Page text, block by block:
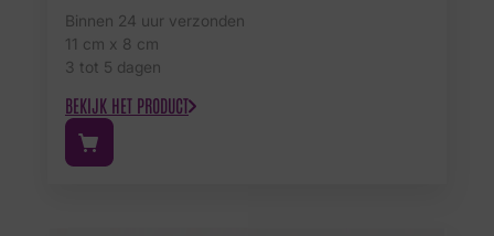
Binnen 24 uur verzonden
11 cm x 8 cm
3 tot 5 dagen
BEKIJK HET PRODUCT